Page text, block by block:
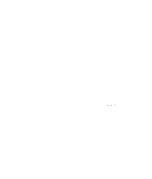
···